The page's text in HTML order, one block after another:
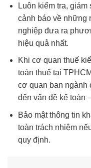
Luôn kiểm tra,
cảnh báo về những
nghiệp đưa ra
hiệu quả nhất.
Khi cơ quan thuế
toán thuế tại
cơ quan ban ngành
đến vấn đề kế toán
Bảo mật thông tin
toàn trách nhiệm
quy định.